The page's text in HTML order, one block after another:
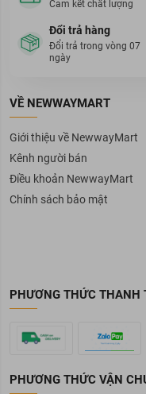
Cam kết chất lượng
Đổi trả hàng
Đổi trả trong vòng 07
ngày
VỀ NEWWAYMART
Giới thiệu về NewwayMart
Kênh người bán
Điều khoản NewwayMart
Chính sách bảo mật
PHƯƠNG THỨC THANH
PHƯƠNG THỨC VẬN